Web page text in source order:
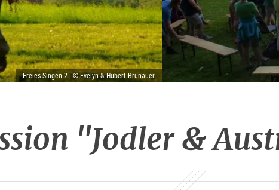
Freies Singen 2 | © Evelyn & Hubert Brunauer
"Jodler &